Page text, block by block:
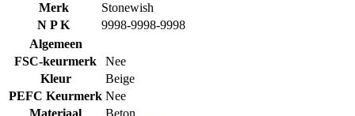
Merk
Stonewish
N P K
9998-9998-9998
Algemeen
FSC-keurmerk
Nee
Kleur
Beige
PEFC Keurmerk Nee